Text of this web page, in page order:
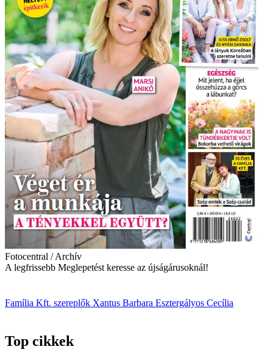
Fotocentral / Archív
A legfrissebb Meglepetést keresse az újságárusoknál!
Família Kft. szereplők Xantus Barbara Esztergályos Cecília
Top cikkek